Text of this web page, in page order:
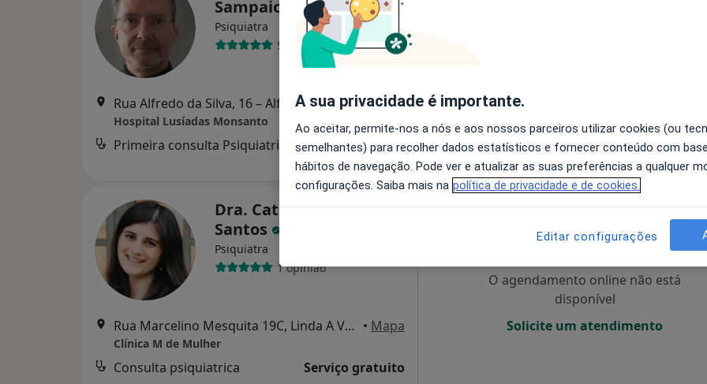
Sampaio
Psiquiatra
50 opiniões
Rua Alfredo da Silva, 16 – Alfragide, Amadora •Mapa
Hospital Lusíadas Monsanto
Primeira consulta Psiquiatria 125 €
Solicite um atendimento
Dra. Catarina Melo
Santos
Psiquiatra
1 opinião
Rua Marcelino Mesquita 19C, Linda A Velha • Mapa
Clínica M de Mulher
Consulta psiquiatrica Serviço gratuito
O agendamento online não está
disponível
Solicite um atendimento
A sua privacidade é importante.
Ao aceitar, permite-nos a nós e aos nossos parceiros utilizar cookies (ou
semelhantes) para recolher dados estatísticos e fornecer conteúdo com
hábitos de navegação. Pode ver e atualizar as suas preferências a qualquer
configurações. Saiba mais na política de privacidade e de cookies.
Editar configurações